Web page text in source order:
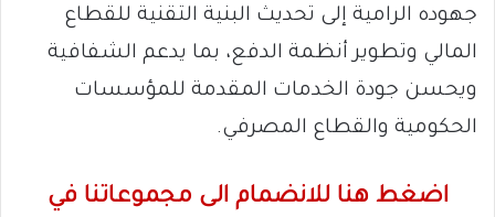
جهوده الرامية إلى تحديث البنية التقنية للقطاع
المالي وتطوير أنظمة الدفع، بما يدعم الشفافية
ويحسن جودة الخدمات المقدمة للمؤسسات
الحكومية والقطاع المصرفي.
اضغط هنا للانضمام الى مجموعاتنا في